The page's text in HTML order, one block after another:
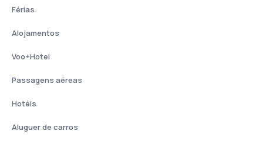
Férias
Alojamentos
Voo+Hotel
Passagens aéreas
Hotéis
Aluguer de carros